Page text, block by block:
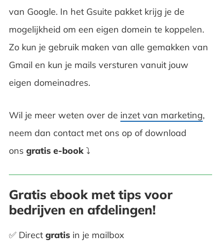
van Google. In het Gsuite pakket krijg je de
mogelijkheid om een eigen domein te koppelen.
Zo kun je gebruik maken van alle gemakken van
Gmail en kun je mails versturen vanuit jouw
eigen domeinadres.
Wil je meer weten over de inzet van marketing,
neem dan contact met ons op of download
ons gratis e-book⤵
Gratis ebook met tips voor
bedrijven en afdelingen!
✅ Direct gratisin je mailbox